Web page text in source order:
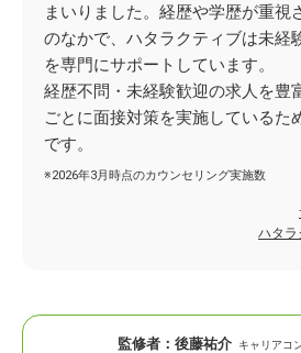
まいりました。経歴や学歴が重視
のなかで、ハタラクティブは未経
を専門にサポートしています。
経歴不問・未経験歓迎の求人を豊
ごとに面接対策を実施しているた
です。
※2026年3月時点のカウンセリング実施数
ハタラ
監修者： 後藤祐介 キャリアコ